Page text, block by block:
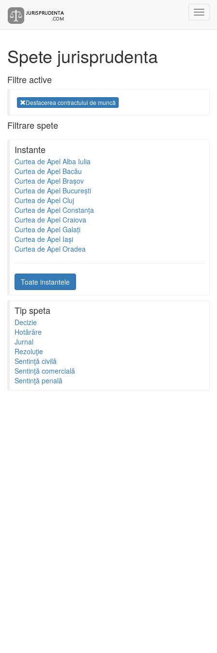
Spete jurisprudenta
Filtre active
Desfacerea contractului de muncă
Filtrare spete
Instante
Curtea de Apel Alba Iulia
Curtea de Apel Bacău
Curtea de Apel Brașov
Curtea de Apel București
Curtea de Apel Cluj
Curtea de Apel Constanța
Curtea de Apel Craiova
Curtea de Apel Galați
Curtea de Apel Iași
Curtea de Apel Oradea
Toate instantele
Tip speta
Decizie
Hotărâre
Jurnal
Rezoluţie
Sentinţă civilă
Sentinţă comercială
Sentinţă penală